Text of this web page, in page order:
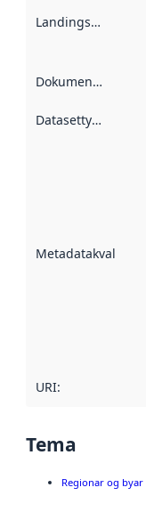
Landingsside
Dokumentasjon
Datasettype
Metadatakvalitet
URI:
Tema
Regionar og byar